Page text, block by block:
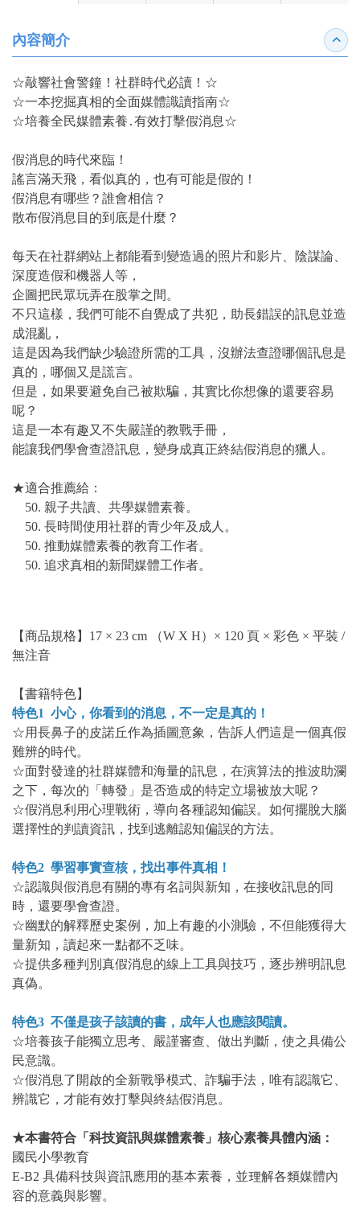
內容簡介 收合
☆敲響社會警鐘！社群時代必讀！☆
☆一本挖掘真相的全面媒體識讀指南☆
☆培養全民媒體素養․有效打擊假消息☆
假消息的時代來臨！
謠言滿天飛，看似真的，也有可能是假的！
假消息有哪些？誰會相信？
散布假消息目的到底是什麼？
每天在社群網站上都能看到變造過的照片和影片、陰謀論、
深度造假和機器人等，
企圖把民眾玩弄在股掌之間。
不只這樣，我們可能不自覺成了共犯，助長錯誤的訊息並造
成混亂，
這是因為我們缺少驗證所需的工具，沒辦法查證哪個訊息是
真的，哪個又是謊言。
但是，如果要避免自己被欺騙，其實比你想像的還要容易
呢？
這是一本有趣又不失嚴謹的教戰手冊，
能讓我們學會查證訊息，變身成真正終結假消息的獵人。
★適合推薦給：
親子共讀、共學媒體素養。
長時間使用社群的青少年及成人。
推動媒體素養的教育工作者。
追求真相的新聞媒體工作者。
【商品規格】17 × 23 cm （W X H）× 120 頁 × 彩色 × 平裝 /
無注音
【書籍特色】
特色1 小心，你看到的消息，不一定是真的！
☆用長鼻子的皮諾丘作為插圖意象，告訴人們這是一個真假
難辨的時代。
☆面對發達的社群媒體和海量的訊息，在演算法的推波助瀾
之下，每次的「轉發」是否造成的特定立場被放大呢？
☆假消息利用心理戰術，導向各種認知偏誤。如何擺脫大腦
選擇性的判讀資訊，找到逃離認知偏誤的方法。
特色2 學習事實查核，找出事件真相！
☆認識與假消息有關的專有名詞與新知，在接收訊息的同
時，還要學會查證。
☆幽默的解釋歷史案例，加上有趣的小測驗，不但能獲得大
量新知，讀起來一點都不乏味。
☆提供多種判別真假消息的線上工具與技巧，逐步辨明訊息
真偽。
特色3 不僅是孩子該讀的書，成年人也應該閱讀。
☆培養孩子能獨立思考、嚴謹審查、做出判斷，使之具備公
民意識。
☆假消息了開啟的全新戰爭模式、詐騙手法，唯有認識它、
辨識它，才能有效打擊與終結假消息。
★本書符合「科技資訊與媒體素養」核心素養具體內涵：
國民小學教育
E-B2 具備科技與資訊應用的基本素養，並理解各類媒體內
容的意義與影響。